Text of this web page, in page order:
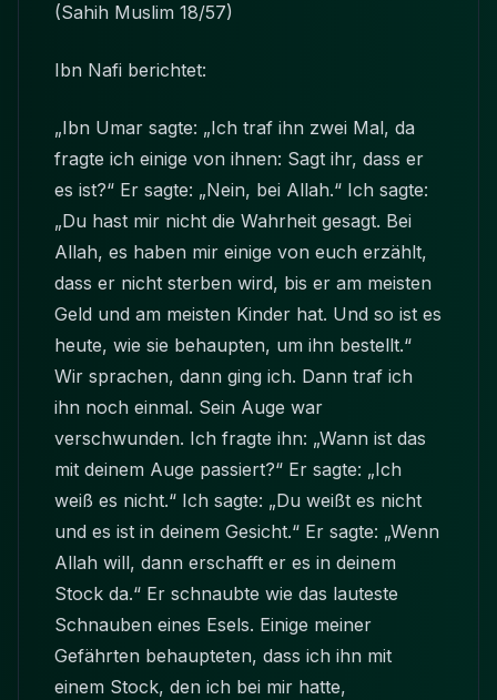
(Sahih Muslim 18/57)
Ibn Nafi berichtet:
„Ibn Umar sagte: „Ich traf ihn zwei Mal, da
fragte ich einige von ihnen: Sagt ihr, dass er
es ist?“ Er sagte: „Nein, bei Allah.“ Ich sagte:
„Du hast mir nicht die Wahrheit gesagt. Bei
Allah, es haben mir einige von euch erzählt,
dass er nicht sterben wird, bis er am meisten
Geld und am meisten Kinder hat. Und so ist es
heute, wie sie behaupten, um ihn bestellt.“
Wir sprachen, dann ging ich. Dann traf ich
ihn noch einmal. Sein Auge war
verschwunden. Ich fragte ihn: „Wann ist das
mit deinem Auge passiert?“ Er sagte: „Ich
weiß es nicht.“ Ich sagte: „Du weißt es nicht
und es ist in deinem Gesicht.“ Er sagte: „Wenn
Allah will, dann erschafft er es in deinem
Stock da.“ Er schnaubte wie das lauteste
Schnauben eines Esels. Einige meiner
Gefährten behaupteten, dass ich ihn mit
einem Stock, den ich bei mir hatte,